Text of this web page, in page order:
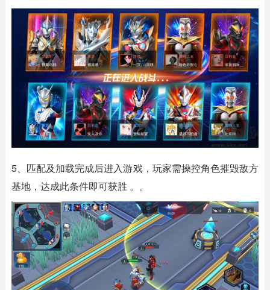
5、匹配及加载完成后进入游戏，玩家需操控角色摧毁敌方
基地，达成此条件即可获胜 。。